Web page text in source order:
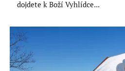
dojdete k Boží Vyhlídce...